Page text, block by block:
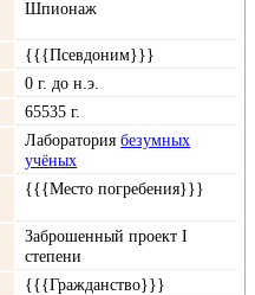
Шпионаж
{{{Псевдоним}}}
0 г. до н.э.
65535 г.
Лабораториябезумных
учёных
{{{Место погребения}}}
Заброшенный проект I
степени
{{{Гражданство}}}